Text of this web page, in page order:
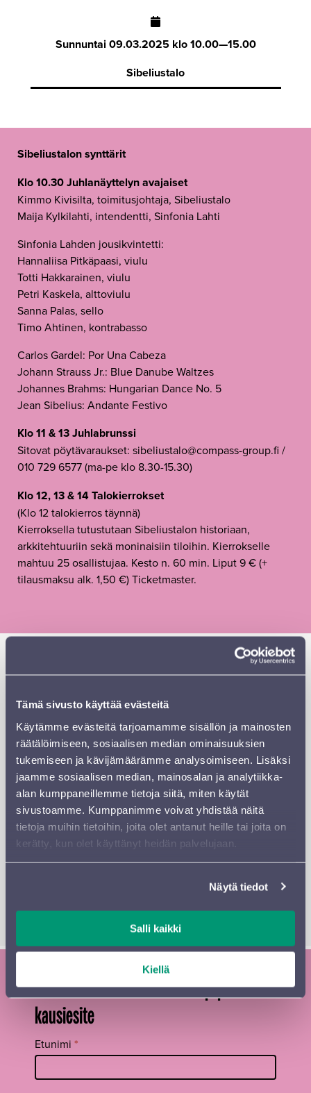
Tämä sivusto käyttää evästeitä
Käytämme evästeitä tarjoamamme sisällön ja mainosten
räätälöimiseen, sosiaalisen median ominaisuuksien
tukemiseen ja kävijämäärämme analysoimiseen. Lisäksi
jaamme sosiaalisen median, mainosalan ja analytiikka-
alan kumppaneillemme tietoja siitä, miten käytät
sivustoamme. Kumppanimme voivat yhdistää näitä
tietoja muihin tietoihin, joita olet antanut heille tai joita on
kerätty, kun olet käyttänyt heidän palvelujaan.
Näytä tiedot
Salli kaikki
Kiellä
Sunnuntai09.03.2025 klo 10.00—15.00
Sibeliustalo
Sibeliustalon synttärit
Klo 10.30 Juhlanäyttelyn avajaiset
Kimmo Kivisilta, toimitusjohtaja, Sibeliustalo
Maija Kylkilahti, intendentti, Sinfonia Lahti
Sinfonia Lahden jousikvintetti:
Hannaliisa Pitkäpaasi, viulu
Totti Hakkarainen, viulu
Petri Kaskela, alttoviulu
Sanna Palas, sello
Timo Ahtinen, kontrabasso
Carlos Gardel: Por Una Cabeza
Johann Strauss Jr.: Blue Danube Waltzes
Johannes Brahms: Hungarian Dance No. 5
Jean Sibelius: Andante Festivo
Klo 11 & 13 Juhlabrunssi
Sitovat pöytävaraukset: sibeliustalo@compass-group.fi /
010 729 6577 (ma-pe klo 8.30-15.30)
Klo 12, 13 & 14 Talokierrokset
(Klo 12 talokierros täynnä)
Kierroksella tutustutaan Sibeliustalon historiaan,
arkkitehtuuriin sekä moninaisiin tiloihin. Kierrokselle
mahtuu 25 osallistujaa. Kesto n. 60 min. Liput 9 € (+
tilausmaksu alk. 1,50 €) Ticketmaster.
Sibeliustalon 25-vuotissyntymäpäivänä Metsähallissa
avautuu talon historiasta kertova näyttely. Ovet ovat
Sibeliustalon toimitusjohtaja Kimmo Kivisilta ja Sinfonia
Lahden intendentti Maija Kylkilahti avaavat näyttelyn
kello 10.30, jonka jälkeen orkesterin jousikvintetti soittaa
musiikkitervehdyksen.
Ilmainen näyttely on avoinna yleisölle talon
aukioloaikoina koko kevätkauden ajan.
Talon lipunmyyntipisteet palvelevat avajaispäivänä.
Lisäksi Sibeliustalossa voi osallistua talokierrokselle kello
Ravintola Lastussa kello 11 ja 13. Tuohi-tiski palvelee kello
10-15.
Tilaa Sinfonia Lahden uutiskirje ja
kausiesite
Tilaa
uutiskirje
footer FI
Etunimi *